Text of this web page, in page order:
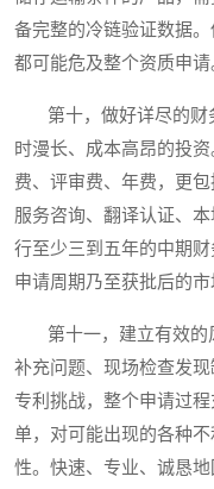
备完整的冷链验证数据
都可能危及整个资质申请
第十，做好详尽的财
时漫长、成本高昂的投
费、评审费、年费，更
服务咨询、翻译认证、
行至少三到五年的中期
申请周期乃至获批后的市
第十一，建立有效的
补充问题、现场检查发
专利挑战，整个申请过
单，对可能出现的各种
性。快速、专业、诚恳